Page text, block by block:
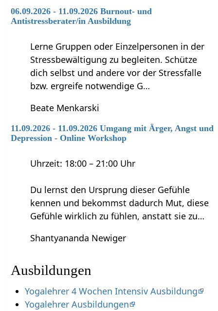
06.09.2026 - 11.09.2026 Burnout- und
Antistressberater/in Ausbildung
Lerne Gruppen oder Einzelpersonen in der
Stressbewältigung zu begleiten. Schütze
dich selbst und andere vor der Stressfalle
bzw. ergreife notwendige G…
Beate Menkarski
11.09.2026 - 11.09.2026 Umgang mit Ärger, Angst und
Depression - Online Workshop
Uhrzeit: 18:00 – 21:00 Uhr
Du lernst den Ursprung dieser Gefühle
kennen und bekommst dadurch Mut, diese
Gefühle wirklich zu fühlen, anstatt sie zu…
Shantyananda Newiger
Ausbildungen
Yogalehrer 4 Wochen Intensiv Ausbildung
Yogalehrer Ausbildungen